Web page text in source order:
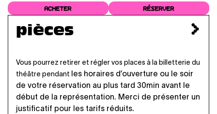
pièces
Vous pourrez retirer et régler vos places à la billetterie du
théâtre pendant les horaires d’ouverture ou le soir
de votre réservation au plus tard 30min avant le
début de la représentation. Merci de présenter un
justificatif pour les tarifs réduits.
ACHETER RÉSERVER